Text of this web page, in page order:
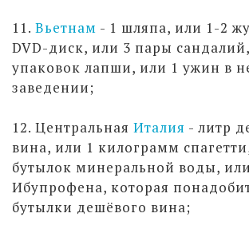
11. Вьетнам - 1 шляпа, или 1-2
DVD-диск, или 3 пары
упаковок лапши, или 1 ужин в
заведении;
12. Центральная Италия - литр
вина, или 1 килограмм
бутылок минеральной воды, или
Ибупрофена, которая
бутылки дешёвого вина;